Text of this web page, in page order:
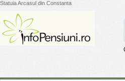
Statuia Arcasul din Constanta